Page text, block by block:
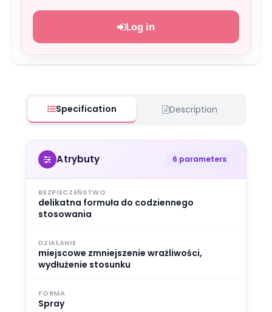
Log in
Specification Description
Atrybuty 6 parameters
BEZPIECZEŃSTWO
delikatna formuła do codziennego
stosowania
DZIAŁANIE
miejscowe zmniejszenie wrażliwości,
wydłużenie stosunku
FORMA
Spray